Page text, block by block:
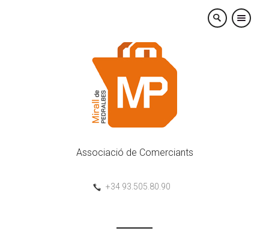
×
Associació de Comerciants
+34 93.505.80.90